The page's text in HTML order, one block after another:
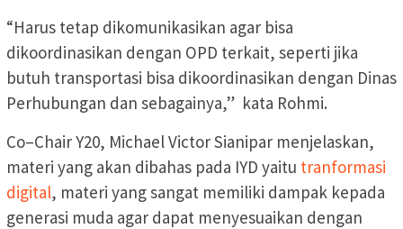
“Harus tetap dikomunikasikan agar bisa
dikoordinasikan dengan OPD terkait, seperti jika
butuh transportasi bisa dikoordinasikan dengan Dinas
Perhubungan dan sebagainya,” kata Rohmi.
Co–Chair Y20, Michael Victor Sianipar menjelaskan,
materi yang akan dibahas pada IYD yaitu tranformasi
digital, materi yang sangat memiliki dampak kepada
generasi muda agar dapat menyesuaikan dengan